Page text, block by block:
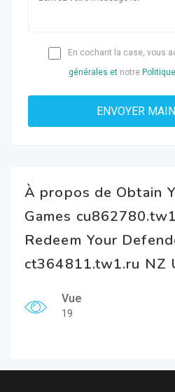
En cochant la case, vous
générales et notre
À propos de Obtain
Games
Redeem Your
ct364811.tw1.ru NZ
Vue
19